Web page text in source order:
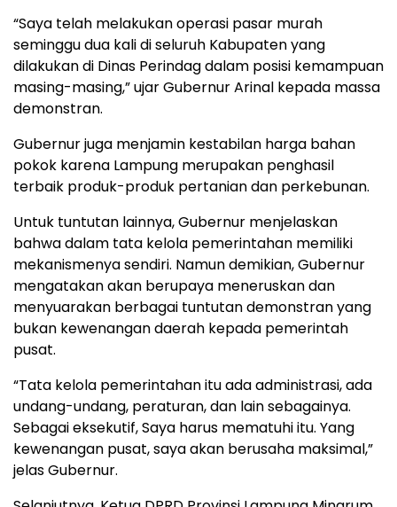
“Saya telah melakukan operasi pasar murah
seminggu dua kali di seluruh Kabupaten yang
dilakukan di Dinas Perindag dalam posisi kemampuan
masing-masing,” ujar Gubernur Arinal kepada massa
demonstran.
Gubernur juga menjamin kestabilan harga bahan
pokok karena Lampung merupakan penghasil
terbaik produk-produk pertanian dan perkebunan.
Untuk tuntutan lainnya, Gubernur menjelaskan
bahwa dalam tata kelola pemerintahan memiliki
mekanismenya sendiri. Namun demikian, Gubernur
mengatakan akan berupaya meneruskan dan
menyuarakan berbagai tuntutan demonstran yang
bukan kewenangan daerah kepada pemerintah
pusat.
“Tata kelola pemerintahan itu ada administrasi, ada
undang-undang, peraturan, dan lain sebagainya.
Sebagai eksekutif, Saya harus mematuhi itu. Yang
kewenangan pusat, saya akan berusaha maksimal,”
jelas Gubernur.